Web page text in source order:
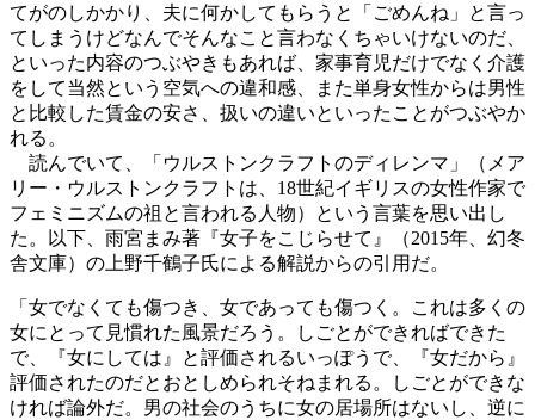
てがのしかかり、夫に何かしてもらうと「ごめんね」と言っ
てしまうけどなんでそんなこと言わなくちゃいけないのだ、
といった内容のつぶやきもあれば、家事育児だけでなく介護
をして当然という空気への違和感、また単身女性からは男性
と比較した賃金の安さ、扱いの違いといったことがつぶやか
れる。
読んでいて、「ウルストンクラフトのディレンマ」（メア
リー・ウルストンクラフトは、18世紀イギリスの女性作家で
フェミニズムの祖と言われる人物）という言葉を思い出し
た。以下、雨宮まみ著『女子をこじらせて』（2015年、幻冬
舎文庫）の上野千鶴子氏による解説からの引用だ。
「女でなくても傷つき、女であっても傷つく。これは多くの
女にとって見慣れた風景だろう。しごとができればできた
で、『女にしては』と評価されるいっぽうで、『女だから』
評価されたのだとおとしめられそねまれる。しごとができな
ければ論外だ。男の社会のうちに女の居場所はないし、逆に